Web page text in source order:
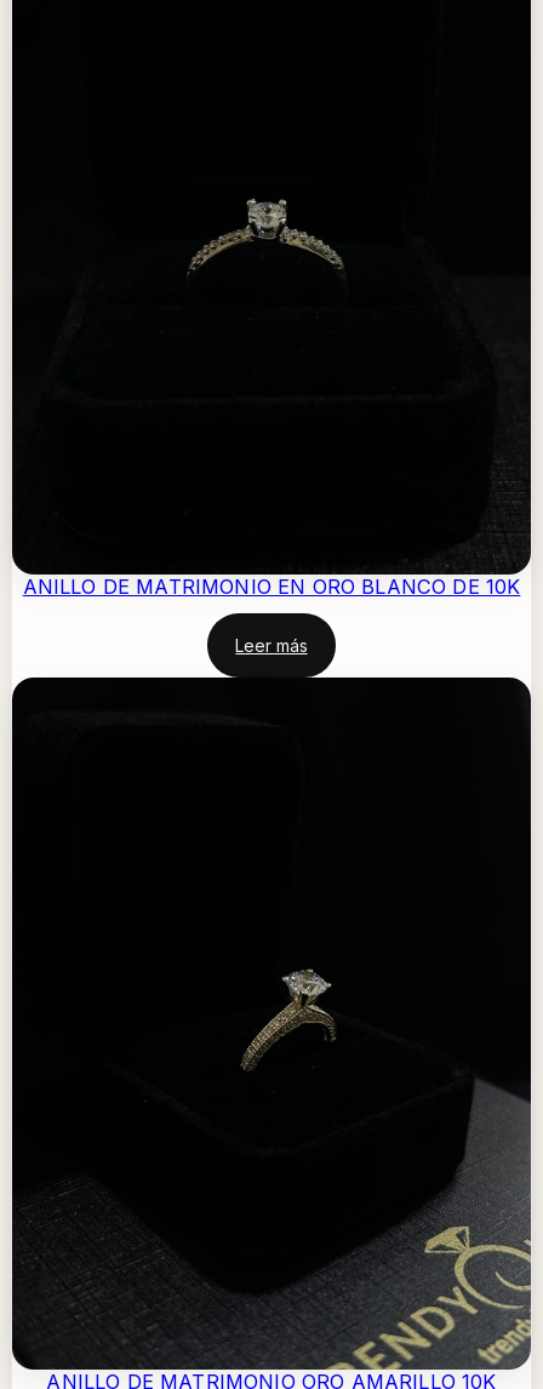
ANILLO DE MATRIMONIO EN ORO BLANCO DE 10K
Leer más
ANILLO DE MATRIMONIO ORO AMARILLO 10K